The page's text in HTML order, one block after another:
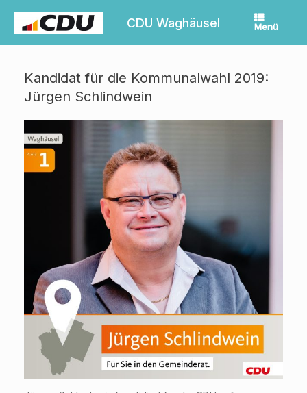
springen
CDU Waghäusel Menü
Kandidat für die Kommunalwahl 2019:
Jürgen Schlindwein